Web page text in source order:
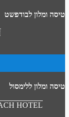
טיסה ומלון לבודפשט
טיסה ומלון ללימסול
HOTEL